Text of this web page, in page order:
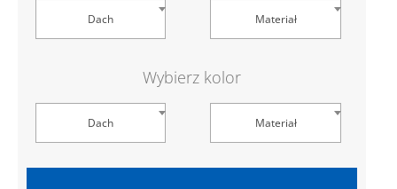
Dach Materiał
Wybierz kolor
Dach Materiał